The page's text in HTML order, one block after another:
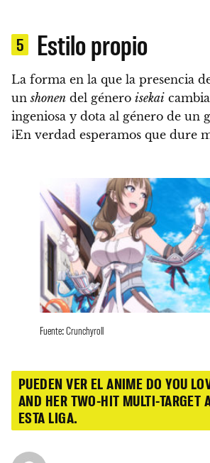
5 Estilo propio
La forma en la que la presencia
unshonen del género isekai
ingeniosa y dota al género de un
¡En verdad esperamos que dure
Fuente: Crunchyroll
PUEDEN VER EL ANIME DO YOU
AND HER TWO-HIT MULTI-TARGET
ESTA LIGA.